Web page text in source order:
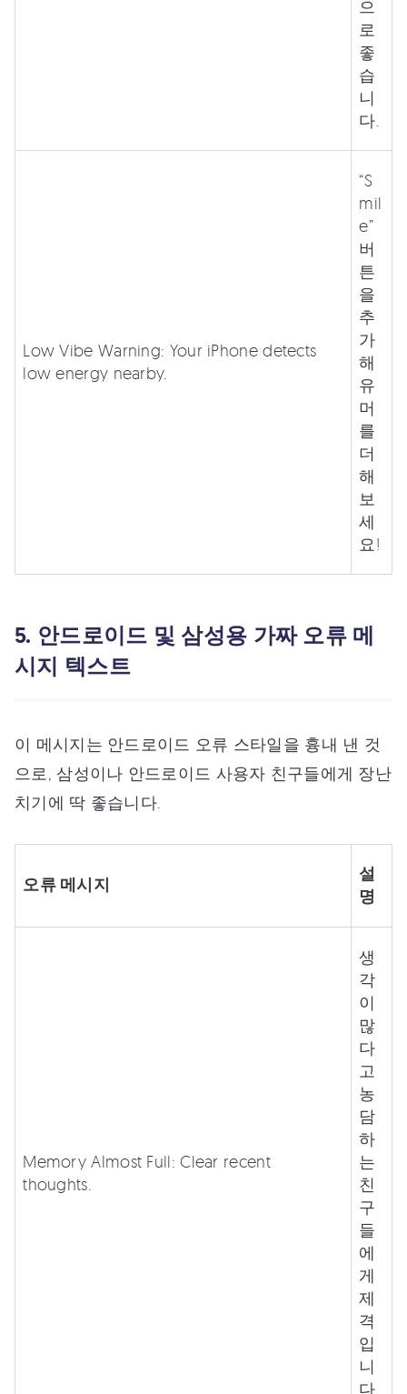
으
로
좋
습
니
다.
Low Vibe Warning: Your iPhone detects
low energy nearby.
“S
mil
e”
버
튼
을
추
가
해
유
머
를
더
해
보
세
요!
5. 안드로이드 및 삼성용 가짜 오류 메
시지 텍스트
이 메시지는 안드로이드 오류 스타일을 흉내 낸 것
으로, 삼성이나 안드로이드 사용자 친구들에게 장난
치기에 딱 좋습니다.
오류 메시지
설
명
Memory Almost Full: Clear recent
thoughts.
생
각
이
많
다
고
농
담
하
는
친
구
들
에
게
제
격
입
니
다.